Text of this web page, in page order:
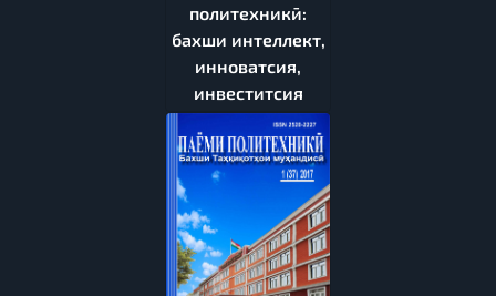
политехникӣ:
бахши интеллект,
инноватсия,
инвеститсия